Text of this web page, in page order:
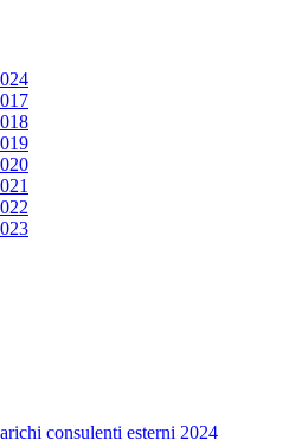
consulenti esterni 2024